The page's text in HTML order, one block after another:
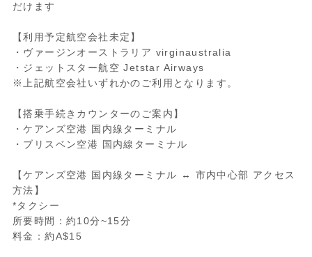
だけます
【利用予定航空会社未定】
・ヴァージンオーストラリア virginaustralia
・ジェットスター航空 Jetstar Airways
※上記航空会社いずれかのご利用となります。
【搭乗手続きカウンターのご案内】
・ケアンズ空港 国内線ターミナル
・ブリスベン空港 国内線ターミナル
【ケアンズ空港 国内線ターミナル ↔ 市内中心部 アクセス
方法】
*タクシー
所要時間：約10分~15分
料金：約A$15